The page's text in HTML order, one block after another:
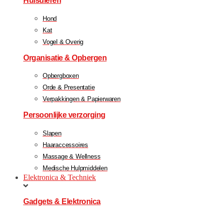
Hond
Kat
Vogel & Overig
Organisatie & Opbergen
Opbergboxen
Orde & Presentatie
Verpakkingen & Papierwaren
Persoonlijke verzorging
Slapen
Haaraccessoires
Massage & Wellness
Medische Hulpmiddelen
Elektronica & Techniek
Gadgets & Elektronica